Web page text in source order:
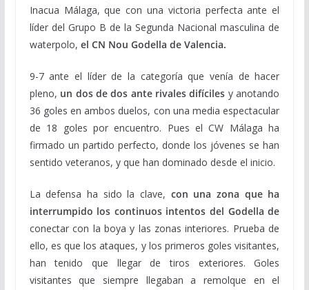
Inacua Málaga, que con una victoria perfecta ante el
líder del Grupo B de la Segunda Nacional masculina de
waterpolo, el CN Nou Godella de Valencia.
9-7 ante el líder de la categoría que venía de hacer
pleno, un dos de dos ante rivales difíciles y anotando
36 goles en ambos duelos, con una media espectacular
de 18 goles por encuentro. Pues el CW Málaga ha
firmado un partido perfecto, donde los jóvenes se han
sentido veteranos, y que han dominado desde el inicio.
La defensa ha sido la clave, con una zona que ha
interrumpido los continuos intentos del Godella de
conectar con la boya y las zonas interiores. Prueba de
ello, es que los ataques, y los primeros goles visitantes,
han tenido que llegar de tiros exteriores. Goles
visitantes que siempre llegaban a remolque en el